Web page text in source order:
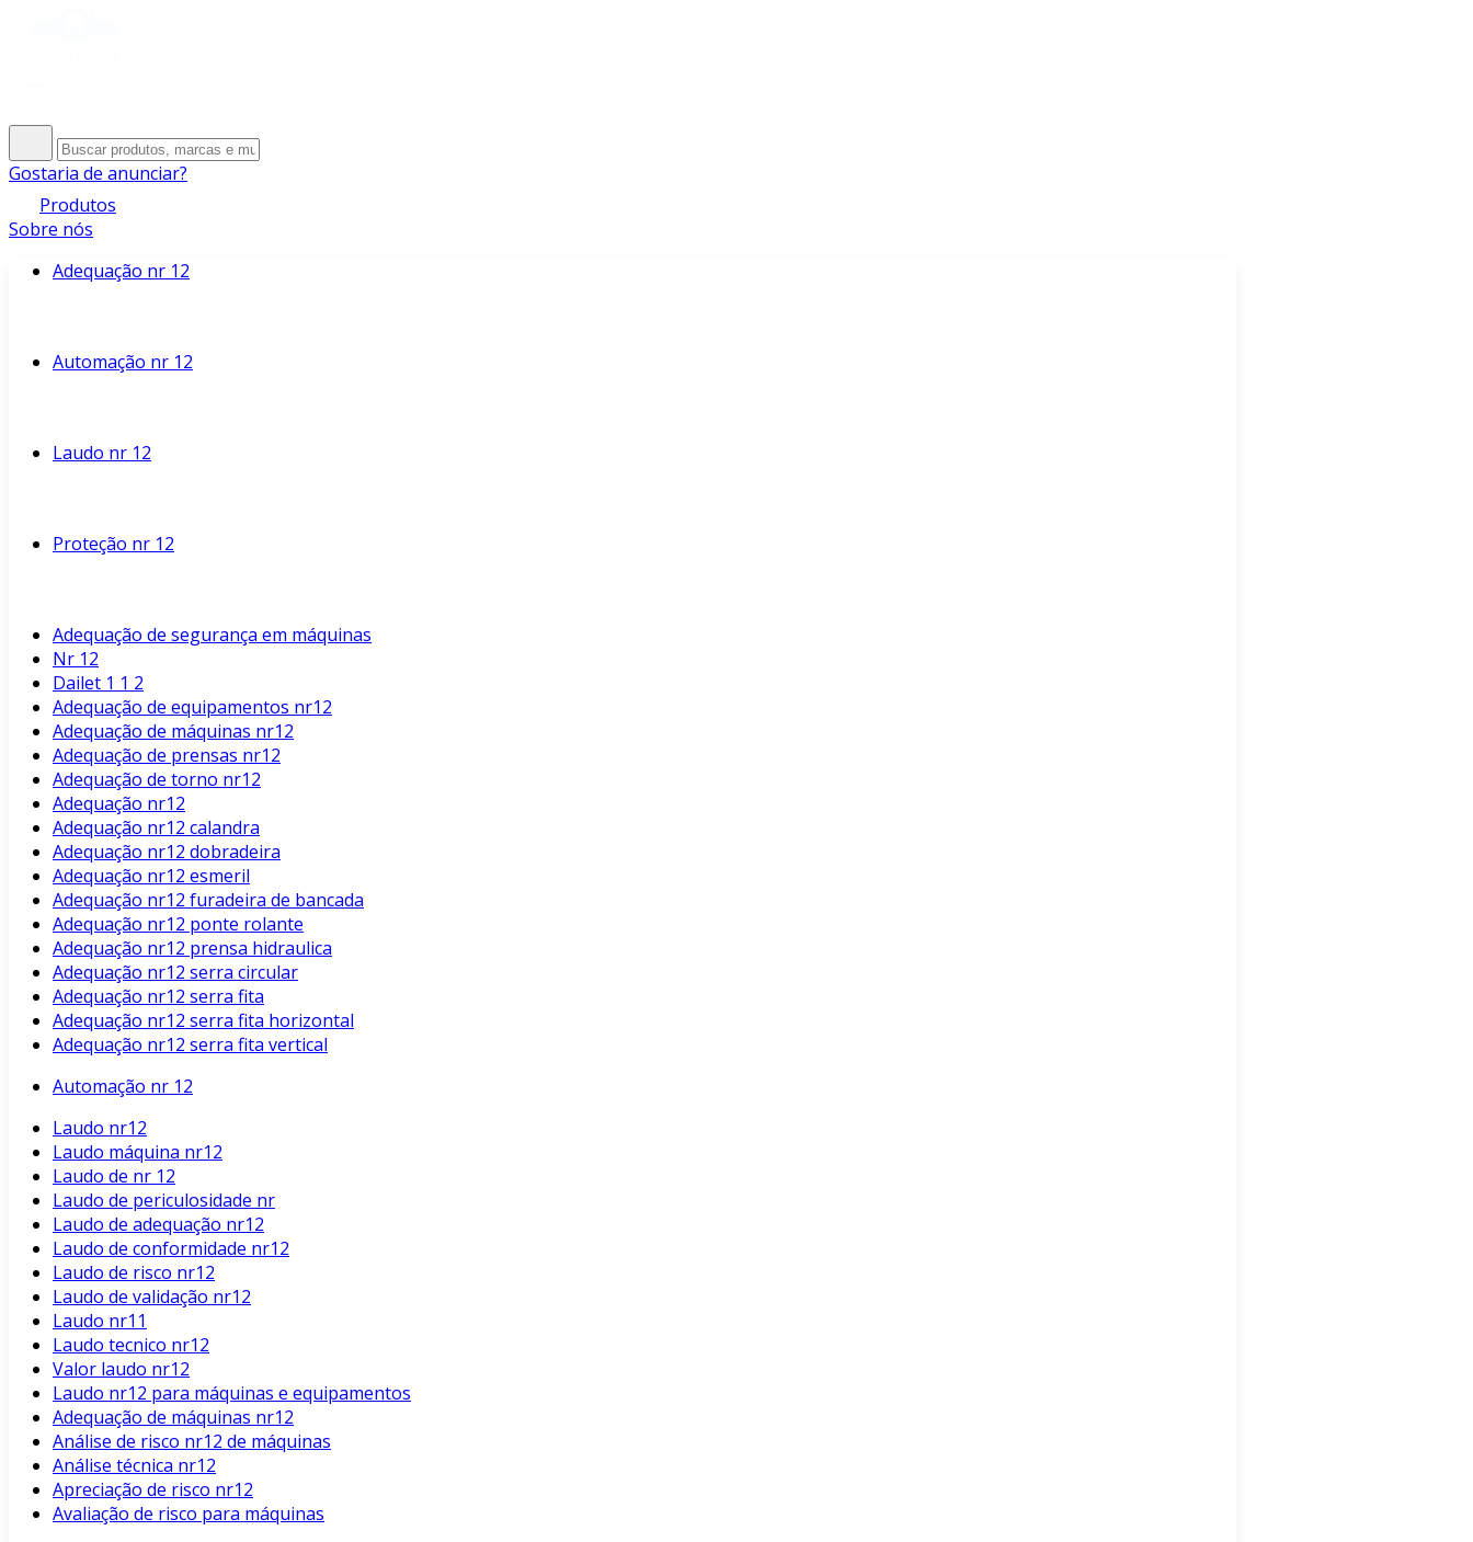
Gostaria de anunciar?
Produtos
Sobre nós
Adequação nr 12
Automação nr 12
Laudo nr 12
Proteção nr 12
Adequação de segurança em máquinas
Nr 12
Dailet 1 1 2
Adequação de equipamentos nr12
Adequação de máquinas nr12
Adequação de prensas nr12
Adequação de torno nr12
Adequação nr12
Adequação nr12 calandra
Adequação nr12 dobradeira
Adequação nr12 esmeril
Adequação nr12 furadeira de bancada
Adequação nr12 ponte rolante
Adequação nr12 prensa hidraulica
Adequação nr12 serra circular
Adequação nr12 serra fita
Adequação nr12 serra fita horizontal
Adequação nr12 serra fita vertical
Automação nr 12
Laudo nr12
Laudo máquina nr12
Laudo de nr 12
Laudo de periculosidade nr
Laudo de adequação nr12
Laudo de conformidade nr12
Laudo de risco nr12
Laudo de validação nr12
Laudo nr11
Laudo tecnico nr12
Valor laudo nr12
Laudo nr12 para máquinas e equipamentos
Adequação de máquinas nr12
Análise de risco nr12 de máquinas
Análise técnica nr12
Apreciação de risco nr12
Avaliação de risco para máquinas